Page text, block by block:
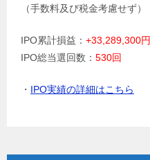
（手数料及び税金考慮せず）
IPO累計損益： +33,289,300円
IPO総当選回数： 530回
・ IPO実績の詳細はこちら